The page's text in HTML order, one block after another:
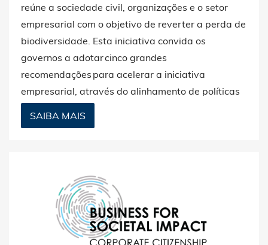
reúne a sociedade civil, organizações e o setor
empresarial com o objetivo de reverter a perda de
biodiversidade. Esta iniciativa convida os
governos a adotar cinco grandes
recomendações para acelerar a iniciativa
empresarial, através do alinhamento de políticas
e da transformação dos sistemas económicos e
financeiros.
SAIBA MAIS